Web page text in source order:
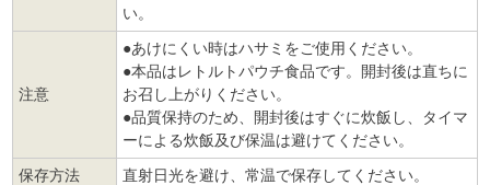
い。
注意
●あけにくい時はハサミをご使用ください。
●本品はレトルトパウチ食品です。開封後は直ちに
お召し上がりください。
●品質保持のため、開封後はすぐに炊飯し、タイマ
ーによる炊飯及び保温は避けてください。
保存方法
直射日光を避け、常温で保存してください。